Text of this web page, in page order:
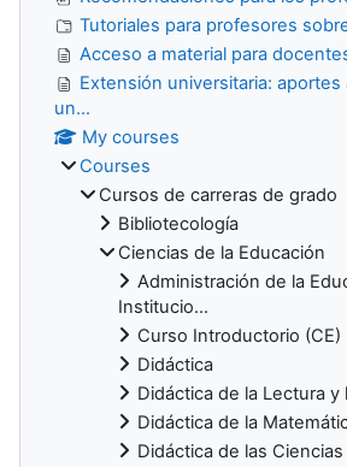
Tutoriales para profesores
Acceso a material para
Extensión universitaria: aportes
un...
My courses
Courses
Cursos de carreras de grado
Bibliotecología
Ciencias de la Educación
Administración de la
Institucio...
Curso Introductorio (CE)
Didáctica
Didáctica de la Lectura y
Didáctica de la
Didáctica de las Ciencias